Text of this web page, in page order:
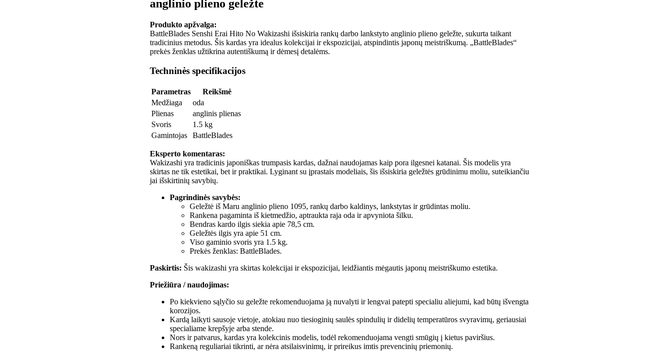
anglinio plieno geležte
Produkto apžvalga:
BattleBlades Senshi Erai Hito No Wakizashi išsiskiria rankų darbo lankstyto anglinio plieno geležte, sukurta taikant
tradicinius metodus. Šis kardas yra idealus kolekcijai ir ekspozicijai, atspindintis japonų meistriškumą. „BattleBlades“
prekės ženklas užtikrina autentiškumą ir dėmesį detalėms.
Techninės specifikacijos
Parametras
Reikšmė
Medžiaga
oda
Plienas
anglinis plienas
Svoris
1.5 kg
Gamintojas
BattleBlades
Eksperto komentaras:
Wakizashi yra tradicinis japoniškas trumpasis kardas, dažnai naudojamas kaip pora ilgesnei katanai. Šis modelis yra
skirtas ne tik estetikai, bet ir praktikai. Lyginant su įprastais modeliais, šis išsiskiria geležtės grūdinimu moliu, suteikiančiu
jai išskirtinių savybių.
Pagrindinės savybės:
Geležtė iš Maru anglinio plieno 1095, rankų darbo kaldinys, lankstytas ir grūdintas moliu.
Rankena pagaminta iš kietmedžio, aptraukta raja oda ir apvyniota šilku.
Bendras kardo ilgis siekia apie 78,5 cm.
Geležtės ilgis yra apie 51 cm.
Viso gaminio svoris yra 1.5 kg.
Prekės ženklas: BattleBlades.
Paskirtis: Šis wakizashi yra skirtas kolekcijai ir ekspozicijai, leidžiantis mėgautis japonų meistriškumo estetika.
Priežiūra / naudojimas:
Po kiekvieno sąlyčio su geležte rekomenduojama ją nuvalyti ir lengvai patepti specialiu aliejumi, kad būtų išvengta
korozijos.
Kardą laikyti sausoje vietoje, atokiau nuo tiesioginių saulės spindulių ir didelių temperatūros svyravimų, geriausiai
specialiame krepšyje arba stende.
Nors ir patvarus, kardas yra kolekcinis modelis, todėl rekomenduojama vengti smūgių į kietus paviršius.
Rankeną reguliariai tikrinti, ar nėra atsilaisvinimų, ir prireikus imtis prevencinių priemonių.